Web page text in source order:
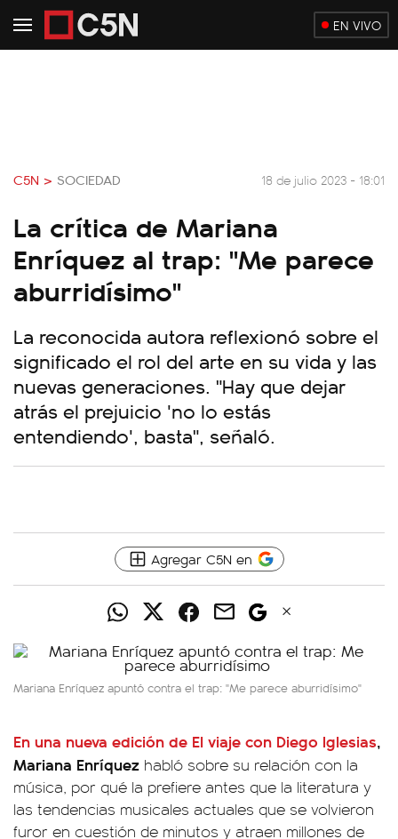
EN VIVO
C5N > SOCIEDAD 18 de julio 2023 - 18:01
La crítica de Mariana
Enríquez al trap: "Me parece
aburridísimo"
La reconocida autora reflexionó sobre el
significado el rol del arte en su vida y las
nuevas generaciones. "Hay que dejar
atrás el prejuicio 'no lo estás
entendiendo', basta", señaló.
Agregar C5N en
Mariana Enríquez apuntó contra el trap: "Me parece aburridísimo"
En una nueva edición de El viaje con Diego Iglesias,
Mariana Enríquez habló sobre su relación con la
música, por qué la prefiere antes que la literatura y
las tendencias musicales actuales que se volvieron
furor en cuestión de minutos y atraen millones de